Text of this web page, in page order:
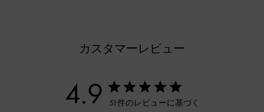
カスタマーレビュー
4.9 51件のレビューに基づく